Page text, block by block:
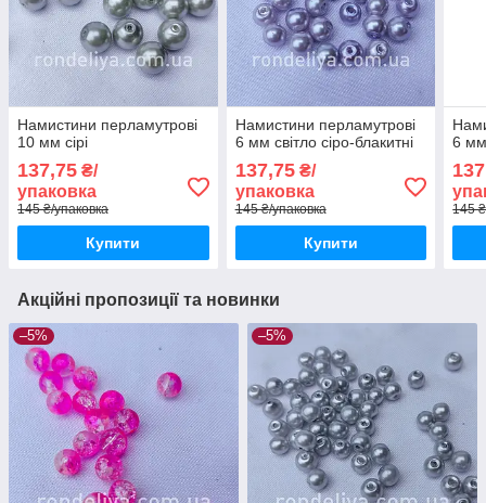
Намистини перламутрові
10 мм сірі
137,75 ₴/
упаковка
145 ₴/упаковка
Купити
Намистини перламутрові
6 мм світло сіро-блакитні
137,75₴/
упаковка
145 ₴/упаковка
Купити
6 мм
145
Акційні пропозиції та новинки
–5% –5%